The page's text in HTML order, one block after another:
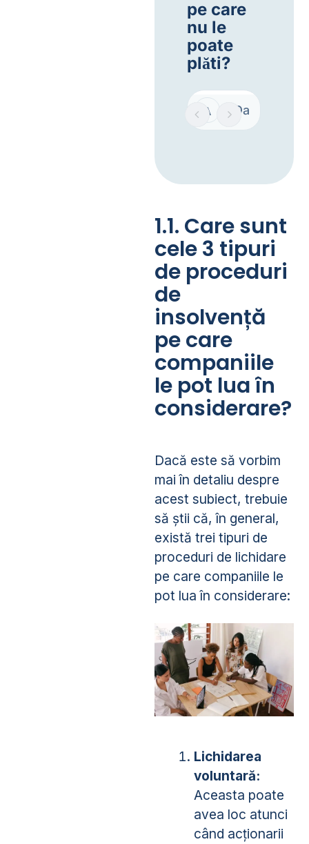
1.1. Care sunt
cele 3 tipuri
de proceduri
de
insolvență
pe care
companiile
le pot lua în
considerare?
Dacă este să vorbim
mai în detaliu despre
acest subiect, trebuie
să știi că, în general,
există trei tipuri de
proceduri de lichidare
pe care companiile le
pot lua în considerare:
Lichidarea
voluntară:
Aceasta poate
avea loc atunci
când acționarii